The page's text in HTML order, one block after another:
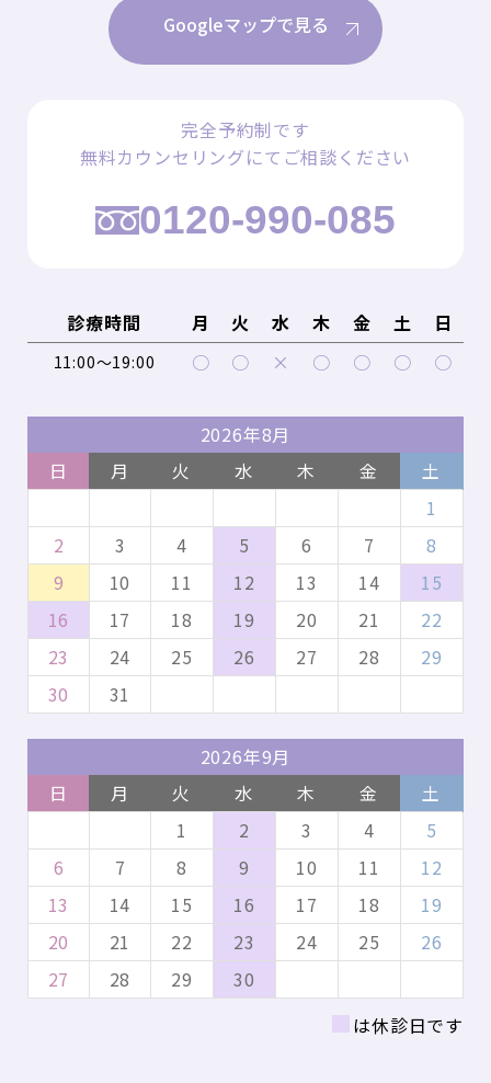
Googleマップで見る
完全予約制です
無料カウンセリングにてご相談ください
0120-990-085
診療時間 月 火 水 木 金 土 日
11:00～19:00 ○ ○ × ○ ○ ○ ○
2026年8月
日
月 火 水 木 金
土
1
2
3 4 5 6 7
8
9
10 11 12 13 14
15
16
17 18 19 20 21
22
23
24 25 26 27 28
29
30
31
2026年9月
日
月 火 水 木 金
土
1
2 3 4
5
6
7 8 9 10 11
12
13
14 15 16 17 18
19
20
21 22 23 24 25
26
27
28 29 30
■は休診日です